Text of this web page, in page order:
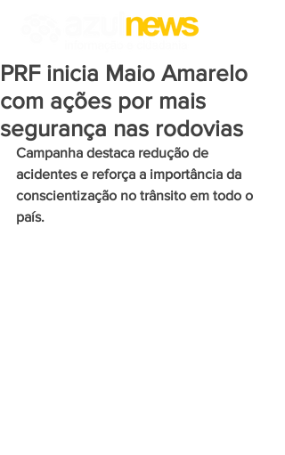
PRF inicia Maio Amarelo
com ações por mais
segurança nas rodovias
Campanha destaca redução de
acidentes e reforça a importância da
conscientização no trânsito em todo o
país.